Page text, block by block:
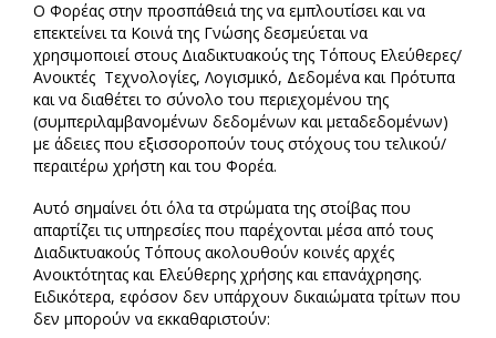
Ο Φορέας στην προσπάθειά της να εμπλουτίσει και να
επεκτείνει τα Κοινά της Γνώσης δεσμεύεται να
χρησιμοποιεί στους Διαδικτυακούς της Τόπους Ελεύθερες/
Ανοικτές Τεχνολογίες, Λογισμικό, Δεδομένα και Πρότυπα
και να διαθέτει το σύνολο του περιεχομένου της
(συμπεριλαμβανομένων δεδομένων και μεταδεδομένων)
με άδειες που εξισσοροπούν τους στόχους του τελικού/
περαιτέρω χρήστη και του Φορέα.
Αυτό σημαίνει ότι όλα τα στρώματα της στοίβας που
απαρτίζει τις υπηρεσίες που παρέχονται μέσα από τους
Διαδικτυακούς Τόπους ακολουθούν κοινές αρχές
Ανοικτότητας και Ελεύθερης χρήσης και επανάχρησης.
Ειδικότερα, εφόσον δεν υπάρχουν δικαιώματα τρίτων που
δεν μπορούν να εκκαθαριστούν: